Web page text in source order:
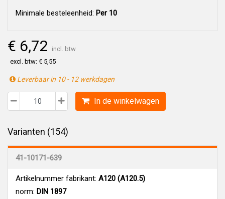
Minimale besteleenheid: Per 10
€ 6,72
incl. btw
excl. btw: € 5,55
Leverbaar in 10 - 12 werkdagen
In de winkelwagen
Varianten (154)
41-10171-639
Artikelnummer fabrikant: A120 (A120.5)
norm: DIN 1897